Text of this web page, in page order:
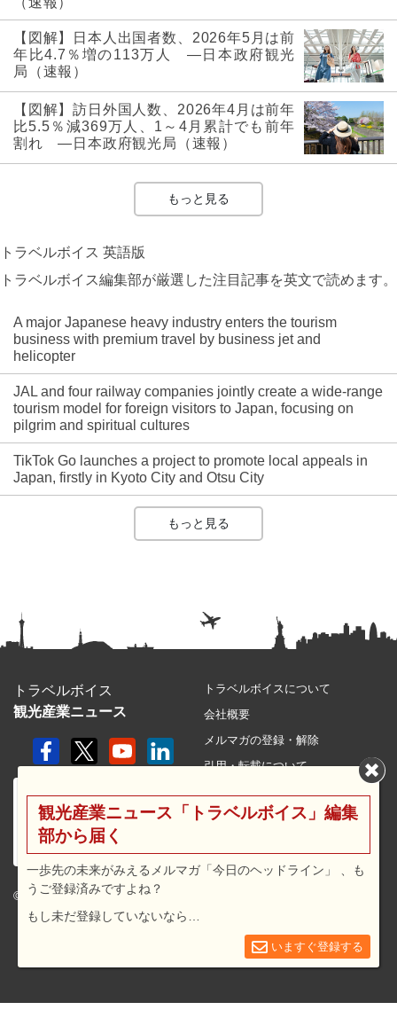
【図解】日本人出国者数、2026年5月は前
年比4.7％増の113万人 ―日本政府観光
局（速報）
【図解】訪日外国人数、2026年4月は前年
比5.5％減369万人、1～4月累計でも前年
割れ ―日本政府観光局（速報）
もっと見る
トラベルボイス 英語版
トラベルボイス編集部が厳選した注目記事を英文で読めます。
A major Japanese heavy industry enters the tourism
business with premium travel by business jet and
helicopter
JAL and four railway companies jointly create a wide-range
tourism model for foreign visitors to Japan, focusing on
pilgrim and spiritual cultures
TikTok Go launches a project to promote local appeals in
Japan, firstly in Kyoto City and Otsu City
もっと見る
トラベルボイス
観光産業ニュース
© 2026 travel voice.
トラベルボイスについて
会社概要
メルマガの登録・解除
引用・転載について
利用規約
広告メニュー・料金
観光産業ニュース「トラベルボイス」編集
部から届く
一歩先の未来がみえるメルマガ「今日のヘッドライン」 、も
うご登録済みですよね？
もし未だ登録していないなら…
いますぐ登録する